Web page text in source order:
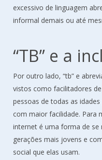
excessivo de linguagem
informal demais ou até
“TB” e a
Por outro lado, “tb” e
vistos como facilitadores
pessoas de todas as
com maior facilidade. Para
internet é uma forma de
gerações mais jovens e
social que elas usam.